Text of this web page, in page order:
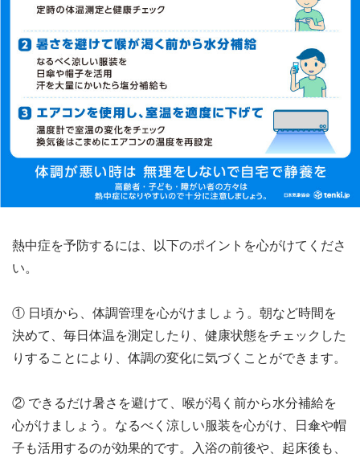
熱中症を予防するには、以下のポイントを心がけてくださ
い。
① 日頃から、体調管理を心がけましょう。朝など時間を
決めて、毎日体温を測定したり、健康状態をチェックした
りすることにより、体調の変化に気づくことができます。
② できるだけ暑さを避けて、喉が渇く前から水分補給を
心がけましょう。なるべく涼しい服装を心がけ、日傘や帽
子も活用するのが効果的です。入浴の前後や、起床後も、